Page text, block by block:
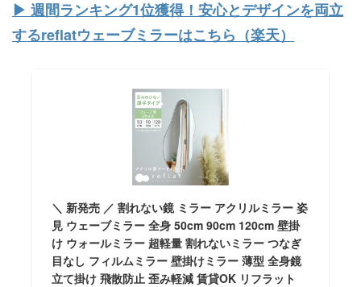
▶︎ 週間ランキング1位獲得！安心とデザインを両立
するreflatウェーブミラーはこちら（楽天）
＼ 新発売 ／ 割れない鏡 ミラー アクリルミラー 姿
見 ウェーブミラー 全身 50cm 90cm 120cm 壁掛
け ウォールミラー 超軽量 割れないミラー つなぎ
目なし フィルムミラー 壁掛けミラー 薄型 全身鏡
立て掛け 飛散防止 歪み軽減 賃貸OK リフラット